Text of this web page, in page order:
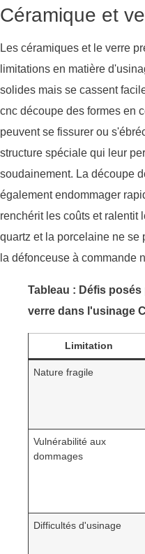
Céramique et
Les céramiques et le verre
limitations en matière
solides mais se cassent
cnc découpe des formes en
peuvent se fissurer ou
structure spéciale qui leur
soudainement. La découpe
également endommager
renchérit les coûts et ralentit
quartz et la porcelaine ne se
la défonceuse à commande
Tableau : Défis
verre dans l'usinage
Limitation
Nature fragile
Vulnérabilité aux
dommages
Difficultés d'usinage